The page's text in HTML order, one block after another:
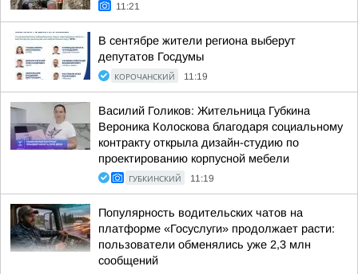
11:21
В сентябре жители региона выберут
депутатов Госдумы
КОРОЧАНСКИЙ 11:19
Василий Голиков: Жительница Губкина
Вероника Колоскова благодаря социальному
контракту открыла дизайн-студию по
проектированию корпусной мебели
ГУБКИНСКИЙ 11:19
Популярность водительских чатов на
платформе «Госуслуги» продолжает расти:
пользователи обменялись уже 2,3 млн
сообщений